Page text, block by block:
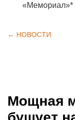
«Мемориал»*
← НОВОСТИ
Мощная